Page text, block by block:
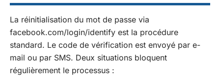
La réinitialisation du mot de passe via
facebook.com/login/identify est la procédure
standard. Le code de vérification est envoyé par e-
mail ou par SMS. Deux situations bloquent
régulièrement le processus :